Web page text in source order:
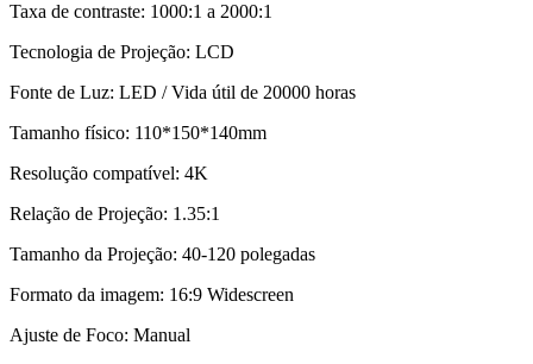
Taxa de contraste: 1000:1 a 2000:1
Tecnologia de Projeção: LCD
Fonte de Luz: LED / Vida útil de 20000 horas
Tamanho físico: 110*150*140mm
Resolução compatível: 4K
Relação de Projeção: 1.35:1
Tamanho da Projeção: 40-120 polegadas
Formato da imagem: 16:9 Widescreen
Ajuste de Foco: Manual